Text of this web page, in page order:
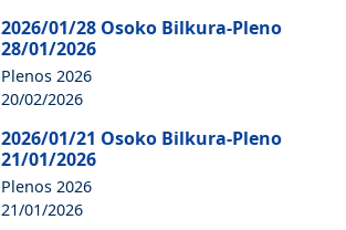
2026/01/28 Osoko Bilkura-Pleno
28/01/2026
Plenos 2026
20/02/2026
2026/01/21 Osoko Bilkura-Pleno
21/01/2026
Plenos 2026
21/01/2026